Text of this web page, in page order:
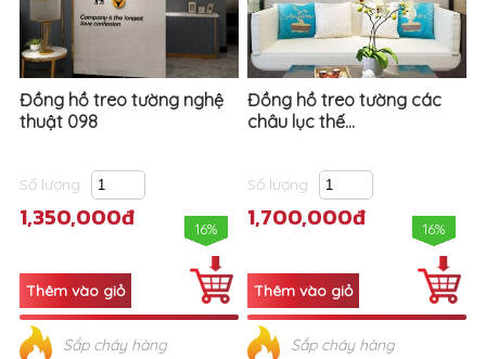
Đồng hồ treo tường nghệ
thuật 098
Số lượng
1,350,000đ 16%
Sắp cháy hàng
Đồng hồ treo tường các
châu lục thế...
Số lượng
1,700,000đ 16%
Sắp cháy hàng